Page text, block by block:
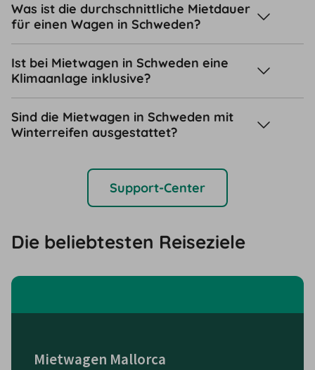
Was ist die durchschnittliche Mietdauer
für einen Wagen in Schweden?
Ist bei Mietwagen in Schweden eine
Klimaanlage inklusive?
Sind die Mietwagen in Schweden mit
Winterreifen ausgestattet?
Support-Center
Die beliebtesten Reiseziele
Mietwagen Mallorca